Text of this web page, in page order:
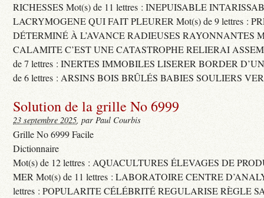
RICHESSES Mot(s) de 11 lettres : INEPUISABLE
LACRYMOGENE QUI FAIT PLEURER Mot(s) de 9 lettres :
DÉTERMINÉ À L’AVANCE RADIEUSES RAYONNANTES
CALAMITE C’EST UNE CATASTROPHE RELIERAI
de 7 lettres : INERTES IMMOBILES LISERER BORDER
de 6 lettres : ARSINS BOIS BRÛLÉS BABIES SOULIERS
Solution de la grille No 6999
23 septembre 2025, par Paul Courbis
Grille No 6999 Facile
Dictionnaire
Mot(s) de 12 lettres : AQUACULTURES ÉLEVAGES DE
MER Mot(s) de 11 lettres : LABORATOIRE CENTRE
lettres : POPULARITE CÉLÉBRITÉ REGULARISE RÈGLE